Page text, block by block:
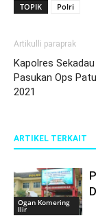
TOPIK Polri
Artikulli paraprak
Kapolres
Pasukan Ops
2021
ARTIKEL TERKAIT
Ogan Komering
Ilir